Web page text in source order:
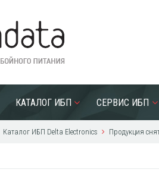
КАТАЛОГ ИБП СЕРВИС ИБП
Каталог ИБП Delta Electronics Продукция